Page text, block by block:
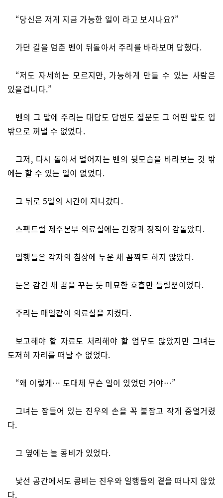
“당신은 저게 지금 가능한 일이 라고 보시나요?”
가던 길을 멈춘 벤이 뒤돌아서 주리를 바라보며 답했다.
“저도 자세히는 모르지만, 가능하게 만들 수 있는 사람은
있을겁니다.”
벤의 그 말에 주리는 대답도 답변도 질문도 그 어떤 말도 입
밖으로 꺼낼 수 없었다.
그저, 다시 돌아서 멀어지는 벤의 뒷모습을 바라보는 것 밖
에는 할 수 있는 일이 없었다.
그 뒤로 5일의 시간이 지나갔다.
스펙트럴 제주본부 의료실에는 긴장과 정적이 감돌았다.
일행들은 각자의 침상에 누운 채 꼼짝도 하지 않았다.
눈은 감긴 채 꿈을 꾸는 듯 미묘한 호흡만 들릴뿐이었다.
주리는 매일같이 의료실을 지켰다.
보고해야 할 자료도 처리해야 할 업무도 많았지만 그녀는
도저히 자리를 떠날 수 없었다.
“왜 이렇게… 도대체 무슨 일이 있었던 거야…”
그녀는 잠들어 있는 진우의 손을 꼭 붙잡고 작게 중얼거렸
다.
그 옆에는 늘 콩비가 있었다.
낯선 공간에서도 콩비는 진우와 일행들의 곁을 떠나지 않았
다.